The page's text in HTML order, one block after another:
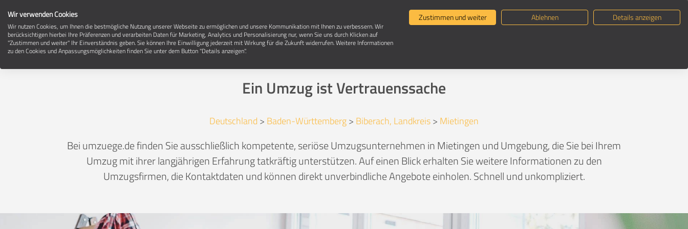
Umzugsunternehmen suchen Umzugsratgeber
Umzugsunternehmen in 88487 Mietingen
Ein Umzug ist Vertrauenssache
Deutschland > Baden-Württemberg> Biberach, Landkreis> Mietingen
Bei umzuege.de finden Sie ausschließlich kompetente, seriöse Umzugsunternehmen in Mietingen und Umgebung, die Sie bei Ihrem
Umzug mit ihrer langjährigen Erfahrung tatkräftig unterstützen. Auf einen Blick erhalten Sie weitere Informationen zu den
Umzugsfirmen, die Kontaktdaten und können direkt unverbindliche Angebote einholen. Schnell und unkompliziert.
Wir verwenden Cookies
Wir nutzen Cookies, um Ihnen die bestmögliche Nutzung unserer Webseite zu ermöglichen und unsere Kommunikation mit Ihnen zu verbessern. Wir
berücksichtigen hierbei Ihre Präferenzen und verarbeiten Daten für Marketing, Analytics und Personalisierung nur, wenn Sie uns durch Klicken auf
"Zustimmen und weiter" Ihr Einverständnis geben. Sie können Ihre Einwilligung jederzeit mit Wirkung für die Zukunft widerrufen. Weitere Informationen
zu den Cookies und Anpassungsmöglichkeiten finden Sie unter dem Button "Details anzeigen".
Zustimmen und weiter Ablehnen Details anzeigen